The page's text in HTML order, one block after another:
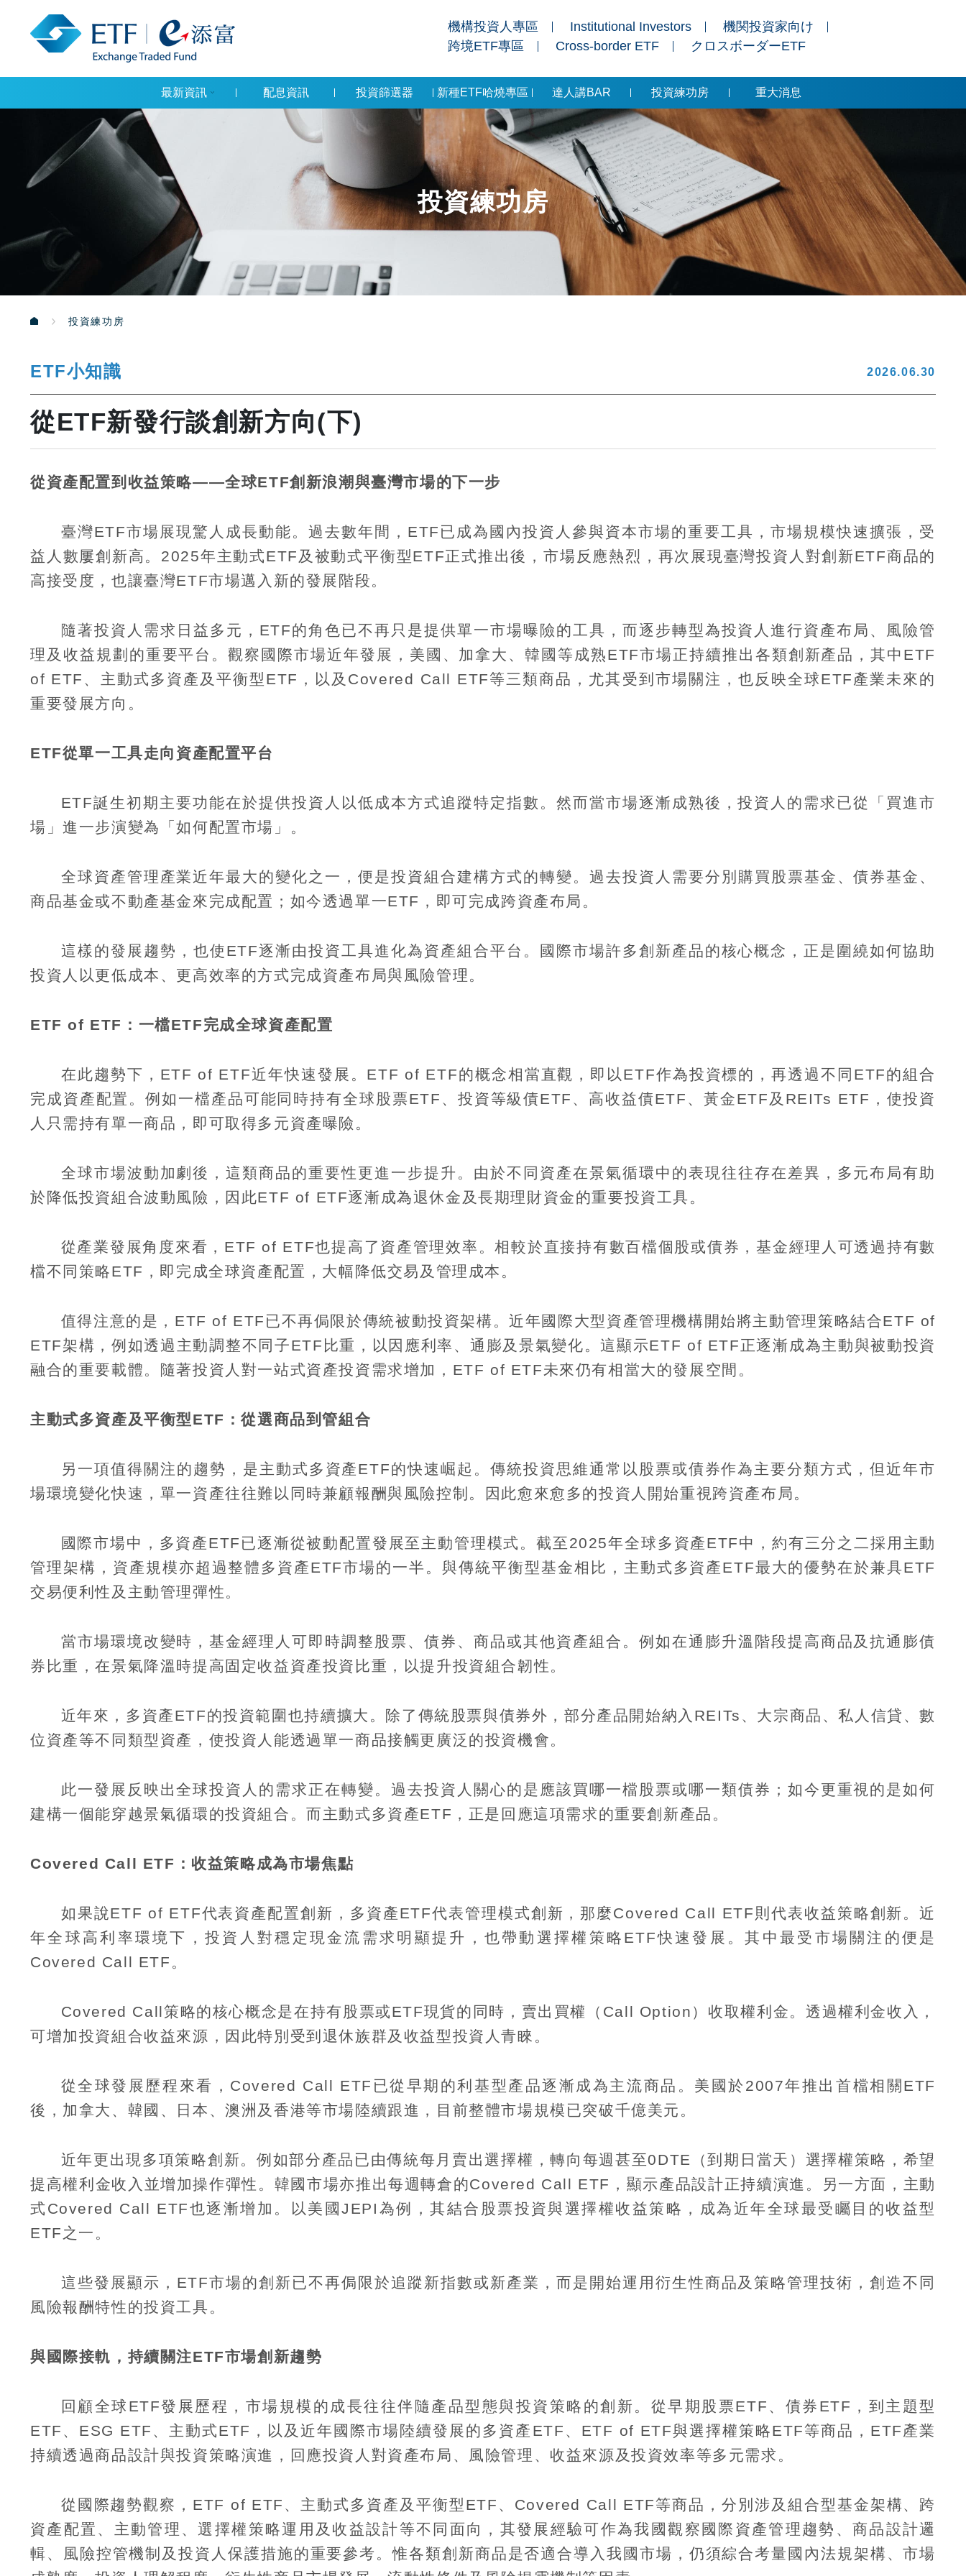
機構投資人專區 Institutional Investors
機関投資家向け
跨境ETF專區
Cross-border ETF クロスボーダーETF
最新資訊 配息資訊 投資篩選器 新種ETF哈燒專區 達人講BAR 投資練功房 重大消息
投資練功房
投資練功房
ETF小知識 2026.06.30
從ETF新發行談創新方向(下)
從資產配置到收益策略——全球ETF創新浪潮與臺灣市場的下一步
臺灣ETF市場展現驚人成長動能。過去數年間， ETF 已成為國內投資人參與資本市場的重要工具，市場規模快速擴張，受
益人數屢創新高。 2025年主動式ETF及被動式平衡型ETF正式推出後，市場反應熱烈，再次展現臺灣投資人對創新ETF商品的
高接受度，也讓臺灣ETF市場邁入新的發展階段。
隨著投資人需求日益多元， ETF的角色已不再只是提供單一市場曝險的工具，而逐步轉型為投資人進行資產布局、風險管
理及收益規劃的重要平台。觀察國際市場近年發展，美國、加拿大、韓國等成熟ETF市場正持續推出各類創新產品，其中 ETF
of ETF 、主動式多資產及平衡型 ETF ，以及 Covered Call ETF等三類商品，尤其受到市場關注，也反映全球ETF產業未來的
重要發展方向。
ETF從單一工具走向資產配置平台
ETF誕生初期主要功能在於提供投資人以低成本方式追蹤特定指數。然而當市場逐漸成熟後，投資人的需求已從「買進市
場」進一步演變為「如何配置市場」。
全球資產管理產業近年最大的變化之一，便是投資組合建構方式的轉變。過去投資人需要分別購買股票基金、債券基金、
商品基金或不動產基金來完成配置；如今透過單一ETF ，即可完成跨資產布局。
這樣的發展趨勢，也使ETF逐漸由投資工具進化為資產組合平台。國際市場許多創新產品的核心概念，正是圍繞如何協助
投資人以更低成本、更高效率的方式完成資產布局與風險管理。
ETF of ETF ：一檔ETF完成全球資產配置
在此趨勢下， ETF of ETF近年快速發展。 ETF of ETF的概念相當直觀，即以ETF作為投資標的，再透過不同 ETF的組合
完成資產配置。例如一檔產品可能同時持有全球股票ETF 、投資等級債ETF 、高收益債ETF 、黃金ETF及 REITs ETF ，使投資
人只需持有單一商品，即可取得多元資產曝險。
全球市場波動加劇後，這類商品的重要性更進一步提升。由於不同資產在景氣循環中的表現往往存在差異，多元布局有助
於降低投資組合波動風險，因此ETF of ETF逐漸成為退休金及長期理財資金的重要投資工具。
從產業發展角度來看， ETF of ETF也提高了資產管理效率。相較於直接持有數百檔個股或債券，基金經理人可透過持有數
檔不同策略ETF ，即完成全球資產配置，大幅降低交易及管理成本。
值得注意的是， ETF of ETF 已不再侷限於傳統被動投資架構。近年國際大型資產管理機構開始將主動管理策略結合ETF of
ETF架構，例如透過主動調整不同子ETF 比重，以因應利率、通膨及景氣變化。這顯示ETF of ETF正逐漸成為主動與被動投資
融合的重要載體。隨著投資人對一站式資產投資需求增加， ETF of ETF未來仍有相當大的發展空間。
主動式多資產及平衡型ETF ：從選商品到管組合
另一項值得關注的趨勢，是主動式多資產ETF的快速崛起。傳統投資思維通常以股票或債券作為主要分類方式，但近年市
場環境變化快速，單一資產往往難以同時兼顧報酬與風險控制。因此愈來愈多的投資人開始重視跨資產布局。
國際市場中，多資產ETF 已逐漸從被動配置發展至主動管理模式。截至2025年全球多資產ETF中，約有三分之二採用主動
管理架構，資產規模亦超過整體多資產ETF市場的一半。與傳統平衡型基金相比，主動式多資產ETF最大的優勢在於兼具ETF
交易便利性及主動管理彈性。
當市場環境改變時，基金經理人可即時調整股票、債券、商品或其他資產組合。例如在通膨升溫階段提高商品及抗通膨債
券比重，在景氣降溫時提高固定收益資產投資比重，以提升投資組合韌性。
近年來，多資產ETF的投資範圍也持續擴大。除了傳統股票與債券外，部分產品開始納入 REITs 、大宗商品、私人信貸、數
位資產等不同類型資產，使投資人能透過單一商品接觸更廣泛的投資機會。
此一發展反映出全球投資人的需求正在轉變。過去投資人關心的是應該買哪一檔股票或哪一類債券；如今更重視的是如何
建構一個能穿越景氣循環的投資組合。而主動式多資產ETF ，正是回應這項需求的重要創新產品。
Covered Call ETF ：收益策略成為市場焦點
如果說ETF of ETF代表資產配置創新，多資產ETF代表管理模式創新，那麼Covered Call ETF 則代表收益策略創新。近
年全球高利率環境下，投資人對穩定現金流需求明顯提升，也帶動選擇權策略 ETF快速發展。其中最受市場關注的便是
Covered Call ETF 。
Covered Call策略的核心概念是在持有股票或ETF現貨的同時，賣出買權（ Call Option ）收取權利金。透過權利金收入，
可增加投資組合收益來源，因此特別受到退休族群及收益型投資人青睞。
從全球發展歷程來看， Covered Call ETF 已從早期的利基型產品逐漸成為主流商品。美國於 2007年推出首檔相關 ETF
後，加拿大、韓國、日本、澳洲及香港等市場陸續跟進，目前整體市場規模已突破千億美元。
近年更出現多項策略創新。例如部分產品已由傳統每月賣出選擇權，轉向每週甚至0DTE
（到期日當天）選擇權策略，希望
提高權利金收入並增加操作彈性。韓國市場亦推出每週轉倉的Covered Call ETF ，顯示產品設計正持續演進。另一方面，主動
式Covered Call ETF也逐漸增加。以美國JEPI 為例，其結合股票投資與選擇權收益策略，成為近年全球最受矚目的收益型
ETF 之一。
這些發展顯示， ETF市場的創新已不再侷限於追蹤新指數或新產業，而是開始運用衍生性商品及策略管理技術，創造不同
風險報酬特性的投資工具。
與國際接軌，持續關注ETF市場創新趨勢
回顧全球 ETF發展歷程，市場規模的成長往往伴隨產品型態與投資策略的創新。從早期股票ETF 、債券 ETF ，到主題型
ETF 、 ESG ETF 、主動式ETF ，以及近年國際市場陸續發展的多資產 ETF 、 ETF of ETF與選擇權策略ETF等商品， ETF產業
持續透過商品設計與投資策略演進，回應投資人對資產布局、風險管理、收益來源及投資效率等多元需求。
從國際趨勢觀察， ETF of ETF 、主動式多資產及平衡型 ETF 、 Covered Call ETF等商品，分別涉及組合型基金架構、跨
資產配置、主動管理、選擇權策略運用及收益設計等不同面向，其發展經驗可作為我國觀察國際資產管理趨勢、商品設計邏
輯、風險控管機制及投資人保護措施的重要參考。惟各類創新商品是否適合導入我國市場，仍須綜合考量國內法規架構、市場